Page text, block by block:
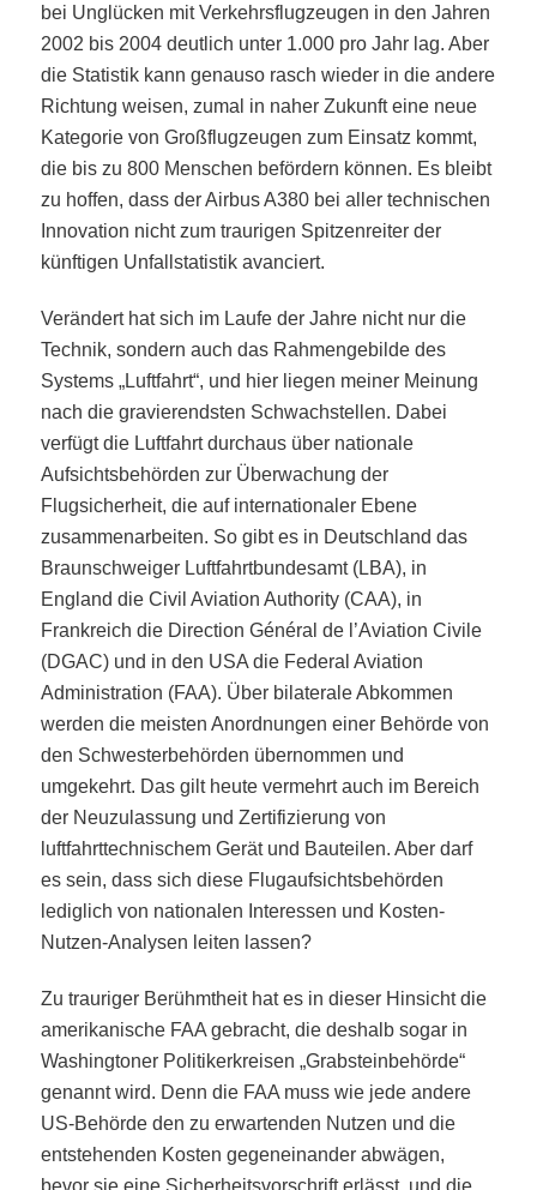
bei Unglücken mit Verkehrsflugzeugen in den Jahren
2002 bis 2004 deutlich unter 1.000 pro Jahr lag. Aber
die Statistik kann genauso rasch wieder in die andere
Richtung weisen, zumal in naher Zukunft eine neue
Kategorie von Großflugzeugen zum Einsatz kommt,
die bis zu 800 Menschen befördern können. Es bleibt
zu hoffen, dass der Airbus A380 bei aller technischen
Innovation nicht zum traurigen Spitzenreiter der
künftigen Unfallstatistik avanciert.
Verändert hat sich im Laufe der Jahre nicht nur die
Technik, sondern auch das Rahmengebilde des
Systems „Luftfahrt“, und hier liegen meiner Meinung
nach die gravierendsten Schwachstellen. Dabei
verfügt die Luftfahrt durchaus über nationale
Aufsichtsbehörden zur Überwachung der
Flugsicherheit, die auf internationaler Ebene
zusammenarbeiten. So gibt es in Deutschland das
Braunschweiger Luftfahrtbundesamt (LBA), in
England die Civil Aviation Authority (CAA), in
Frankreich die Direction Général de l’Aviation Civile
(DGAC) und in den USA die Federal Aviation
Administration (FAA). Über bilaterale Abkommen
werden die meisten Anordnungen einer Behörde von
den Schwesterbehörden übernommen und
umgekehrt. Das gilt heute vermehrt auch im Bereich
der Neuzulassung und Zertifizierung von
luftfahrttechnischem Gerät und Bauteilen. Aber darf
es sein, dass sich diese Flugaufsichtsbehörden
lediglich von nationalen Interessen und Kosten-
Nutzen-Analysen leiten lassen?
Zu trauriger Berühmtheit hat es in dieser Hinsicht die
amerikanische FAA gebracht, die deshalb sogar in
Washingtoner Politikerkreisen „Grabsteinbehörde“
genannt wird. Denn die FAA muss wie jede andere
US-Behörde den zu erwartenden Nutzen und die
entstehenden Kosten gegeneinander abwägen,
bevor sie eine Sicherheitsvorschrift erlässt, und die